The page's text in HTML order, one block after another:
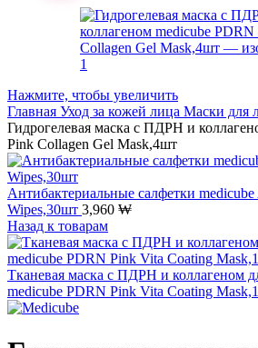
Нажмите, чтобы увеличить
Главная Уход за кожей лица Маски для
Гидрогелевая маска с ПДРН и
Pink Collagen Gel Mask,4шт
Антибактериальные салфетки
Wipes,30шт 3,960 ₩
Назад к товарам
Тканевая маска с ПДРН и коллагеном
medicube PDRN Pink Vita Coating